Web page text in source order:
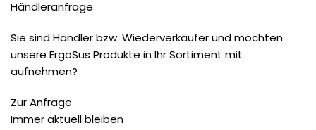
Händleranfrage
Sie sind Händler bzw. Wiederverkäufer und möchten
unsere ErgoSus Produkte in Ihr Sortiment mit
aufnehmen?
Zur Anfrage
Immer aktuell bleiben